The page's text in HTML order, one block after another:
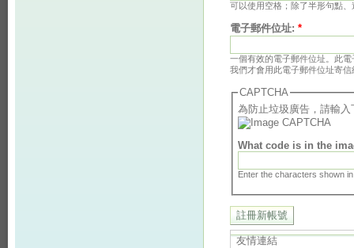
可以使用空格；除了半形句點
電子郵件位址:*
一個有效的電子郵件位址。此
我們才會用此電子郵件位址寄信
CAPTCHA
為防止垃圾廣告，請輸
What code is in the
Enter the characters shown
友情連結